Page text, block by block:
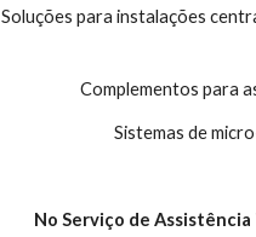
Soluções para instalações
Complementos para
Sistemas de
No Serviço de